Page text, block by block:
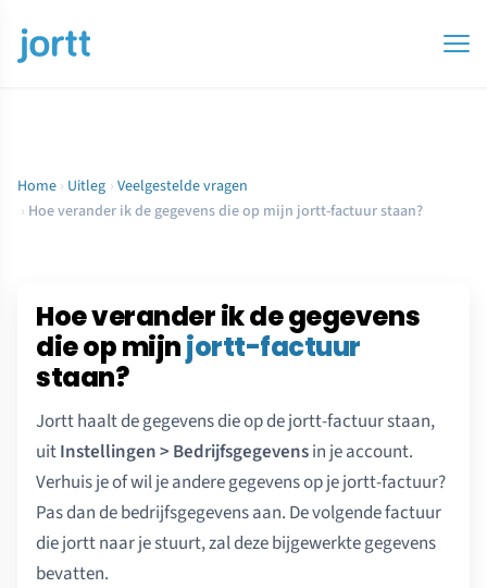
Home › Uitleg › Veelgestelde vragen
› Hoe verander ik de gegevens die op mijn jortt-factuur staan?
Hoe verander ik de gegevens
die op mijnjortt-factuur
staan?
Jortt haalt de gegevens die op de jortt-factuur staan,
uitInstellingen > Bedrijfsgegevensin je account.
Verhuis je of wil je andere gegevens op je jortt-factuur?
Pas dan de bedrijfsgegevens aan. De volgende factuur
die jortt naar je stuurt, zal deze bijgewerkte gegevens
bevatten.